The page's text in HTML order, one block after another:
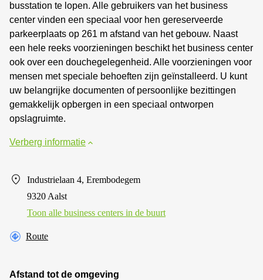
busstation te lopen. Alle gebruikers van het business
center vinden een speciaal voor hen gereserveerde
parkeerplaats op 261 m afstand van het gebouw. Naast
een hele reeks voorzieningen beschikt het business center
ook over een douchegelegenheid. Alle voorzieningen voor
mensen met speciale behoeften zijn geïnstalleerd. U kunt
uw belangrijke documenten of persoonlijke bezittingen
gemakkelijk opbergen in een speciaal ontworpen
opslagruimte.
Verberg informatie
Industrielaan 4, Erembodegem
9320 Aalst
Toon alle business centers in de buurt
Route
Afstand tot de omgeving